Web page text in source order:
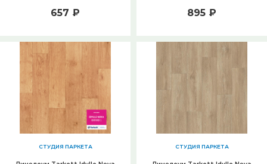
657 ₽ 895 ₽
СТУДИЯ ПАРКЕТА СТУДИЯ ПАРКЕТА